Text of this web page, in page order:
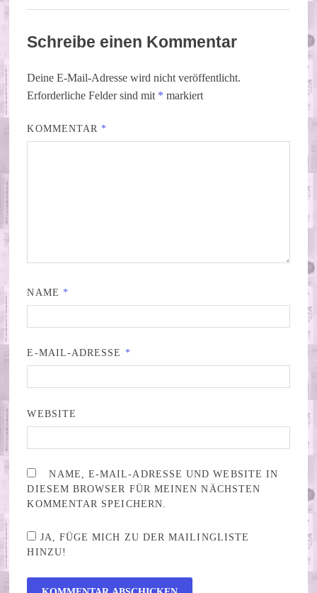
Schreibe einen Kommentar
Deine E-Mail-Adresse wird nicht veröffentlicht.
Erforderliche Felder sind mit * markiert
KOMMENTAR *
NAME *
E-MAIL-ADRESSE *
WEBSITE
NAME, E-MAIL-ADRESSE UND WEBSITE IN
DIESEM BROWSER FÜR MEINEN NÄCHSTEN
KOMMENTAR SPEICHERN.
JA, FÜGE MICH ZU DER MAILINGLISTE
HINZU!